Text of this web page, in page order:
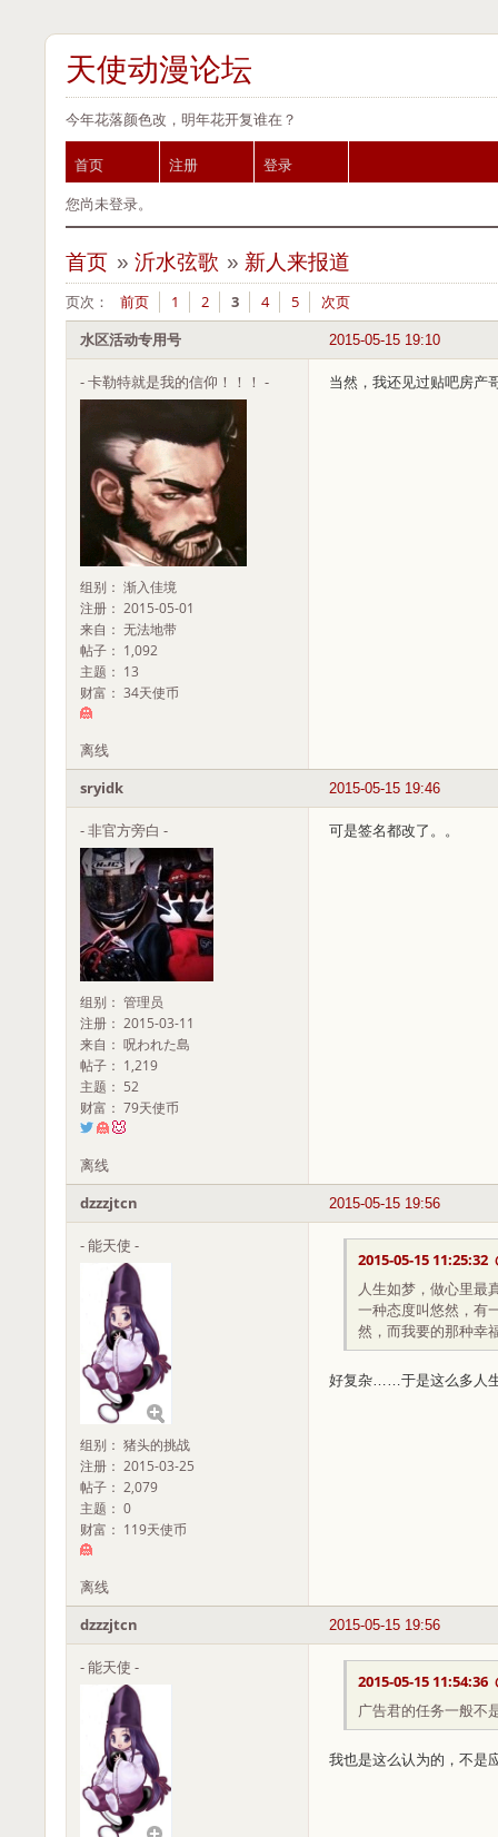
天使动漫论坛
今年花落颜色改，明年花开复谁在？
首页 注册
登录
您尚未登录。
首页 » 沂水弦歌 » 新人来报道
页次： 前页 1 2 3 4 5 次页
2015-05-15 19:10
水区活动专用号
- 卡勒特就是我的信仰！！！ -
组别： 渐入佳境
注册： 2015-05-01
来自： 无法地带
帖子： 1,092
主题： 13
财富： 34天使币
当然，我还见过贴吧房产
离线
2015-05-15 19:46
sryidk
- 非官方旁白 -
组别： 管理员
注册： 2015-03-11
来自： 呪われた島
帖子： 1,219
主题： 52
财富： 79天使币
可是签名都改了。。
离线
2015-05-15 19:56
dzzzjtcn
- 能天使 -
组别： 猪头的挑战
注册： 2015-03-25
帖子： 2,079
主题： 0
财富： 119天使币
2015-05-15 11:25:32
人生如梦，做心里最
一种态度叫悠然，有
然，而我要的那种幸
好复杂……于是这么多人
离线
2015-05-15 19:56
dzzzjtcn
- 能天使 -
2015-05-15 11:54:36
广告君的任务一般不
我也是这么认为的，不是